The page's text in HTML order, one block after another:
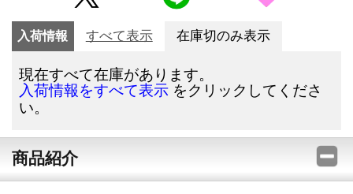
入荷情報 すべて表示 在庫切のみ表示
現在すべて在庫があります。
入荷情報をすべて表示 をクリックしてくださ
い。
商品紹介